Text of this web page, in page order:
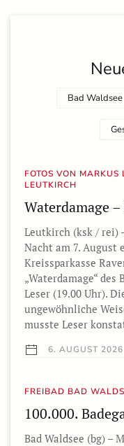
Bad Waldsee
FOTOS VON
LEUTKIRCH
Waterdamage
Leutkirch (ksk / rei)
Nacht am 7.
Kreissparkasse
„Waterdamage“
Leser (19.00 Uhr).
ungewöhnliche
musste Leser
6. AUGUST 2026
FREIBAD BAD
100.000.
Bad Waldsee (bg) –